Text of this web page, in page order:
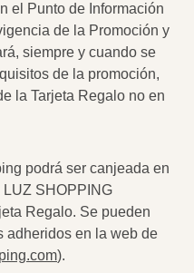
el Punto de Información
de la Promoción y
siempre y cuando se
de la promoción,
la Tarjeta Regalo no en
podrá ser canjeada en
SHOPPING
Regalo. Se pueden
adheridos en la web de
).